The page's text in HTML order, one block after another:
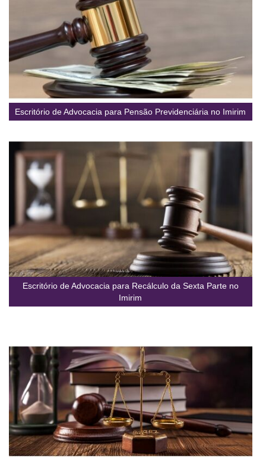
Escritório de Advocacia para Pensão Previdenciária no Imirim
Escritório de Advocacia para Recálculo da Sexta Parte no
Imirim